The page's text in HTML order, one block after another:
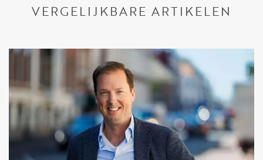
VERGELIJKBARE ARTIKELEN